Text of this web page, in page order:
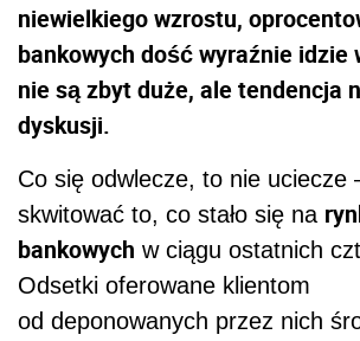
niewielkiego wzrostu,
bankowych dość wyraźnie idzie
nie są zbyt duże, ale tendencja
dyskusji.
Co się odwlecze, to nie uciecze
skwitować to, co stało się na
bankowych w ciągu ostatnich
Odsetki oferowane klientom
od deponowanych przez nich